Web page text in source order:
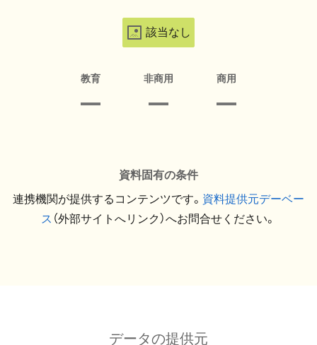
該当なし
教育 非商用 商用
資料固有の条件
連携機関が提供するコンテンツです。 資料提供元デーベー
ス （外部サイトへリンク）へお問合せください。
データの提供元